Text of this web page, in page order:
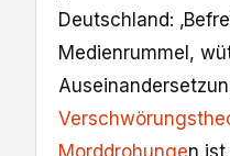
Deutschland:
Medienrummel,